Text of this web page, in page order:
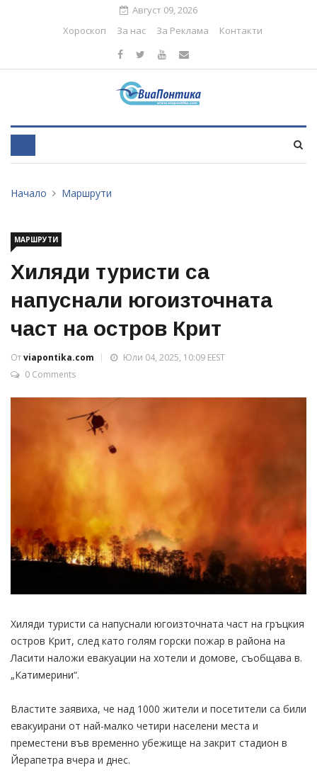
Август 09, 2026
Хороскоп
За нас За Реклама Контакти
Начало Маршрути
МАРШРУТИ
Хиляди туристи са
напуснали югоизточната
част на остров Крит
Отviapontika.com
Юли 04, 2025, 10:09 EEST
0 Comments
Хиляди туристи са напуснали югоизточната част на гръцкия
остров Крит, след като голям горски пожар в района на
Ласити наложи евакуации на хотели и домове, съобщава в.
„Катимерини“.
Властите заявиха, че над 1000 жители и посетители са били
евакуирани от най-малко четири населени места и
преместени във временно убежище на закрит стадион в
Йерапетра вчера и днес.